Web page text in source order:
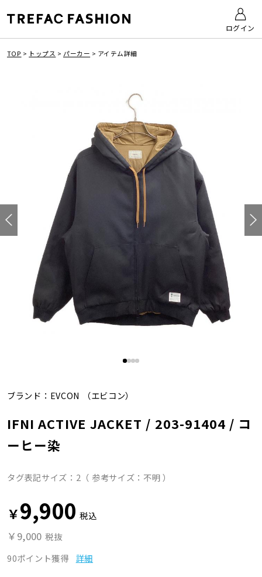
ログイン
TOP > トップス > パーカー > アイテム詳細
ブランド： EVCON （エビコン）
IFNI ACTIVE JACKET / 203-91404 / コ
ーヒー染
タグ表記サイズ：2（ 参考サイズ：不明 ）
￥9,900 税込
￥9,000 税抜
90ポイント獲得
詳細